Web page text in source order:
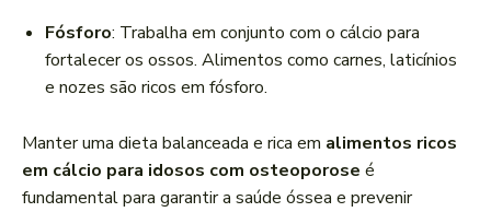
Fósforo: Trabalha em conjunto com o cálcio para
fortalecer os ossos. Alimentos como carnes, laticínios
e nozes são ricos em fósforo.
Manter uma dieta balanceada e rica em alimentos ricos
em cálcio para idosos com osteoporose é
fundamental para garantir a saúde óssea e prevenir